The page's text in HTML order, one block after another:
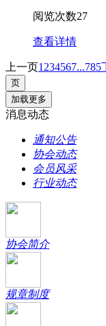
阅览次数27
查看详情
上一页1 234567...785
加载更多
消息动态
通知公告
协会动态
会员风采
行业动态
协会简介
规章制度